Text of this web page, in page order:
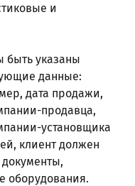
и
быть указаны
данные:
дата продажи,
продавца,
установщика
клиент должен
оборудования.